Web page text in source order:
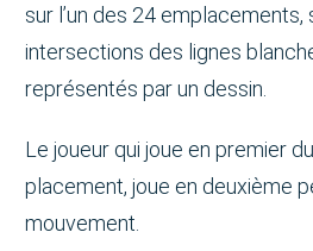
sur l’un des 24 emplacements,
intersections des lignes
représentés par un dessin.
Le joueur qui joue en premier
placement, joue en deuxième
mouvement.